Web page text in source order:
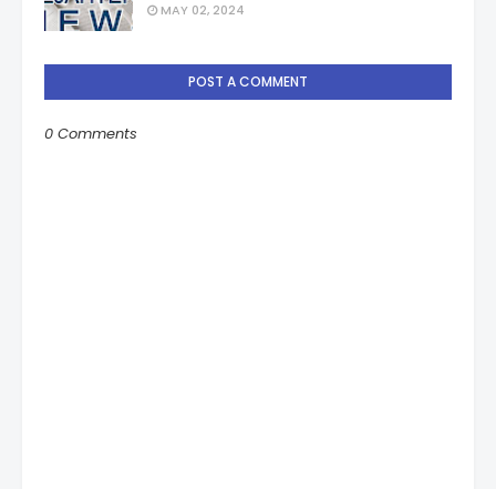
MAY 02, 2024
POST A COMMENT
0 Comments